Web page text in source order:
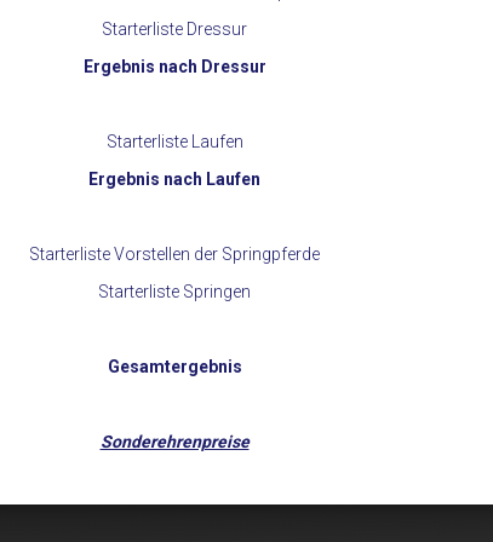
Starterliste Dressur
Ergebnis nach Dressur
Starterliste Laufen
Ergebnis nach Laufen
Starterliste Vorstellen der Springpferde
Starterliste Springen
Gesamtergebnis
Sonderehrenpreise